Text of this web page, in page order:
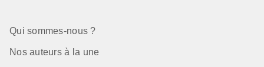
Qui sommes-nous ?
Nos auteurs à la une